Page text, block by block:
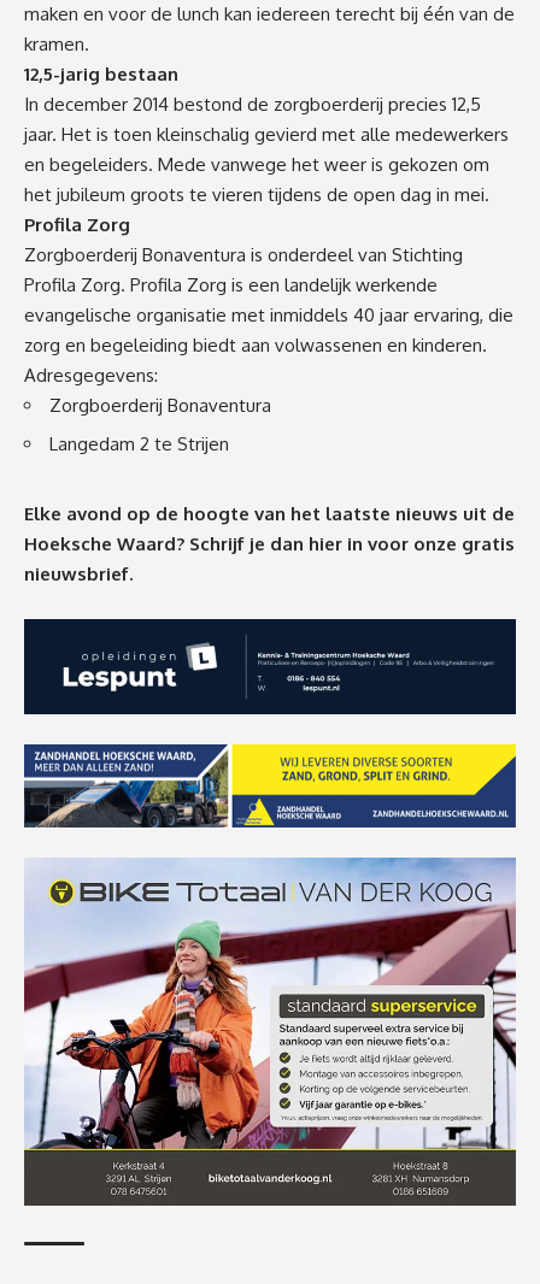
maken en voor de lunch kan iedereen terecht bij één van de
kramen.
12,5-jarig bestaan
In december 2014 bestond de zorgboerderij precies 12,5
jaar. Het is toen kleinschalig gevierd met alle medewerkers
en begeleiders. Mede vanwege het weer is gekozen om
het jubileum groots te vieren tijdens de open dag in mei.
Profila Zorg
Zorgboerderij Bonaventura is onderdeel van Stichting
Profila Zorg. Profila Zorg is een landelijk werkende
evangelische organisatie met inmiddels 40 jaar ervaring, die
zorg en begeleiding biedt aan volwassenen en kinderen.
Adresgegevens:
Zorgboerderij Bonaventura
Langedam 2 te Strijen
Elke avond op de hoogte van het laatste nieuws uit de
Hoeksche Waard? Schrijf je dan hier in voor onze gratis
nieuwsbrief.